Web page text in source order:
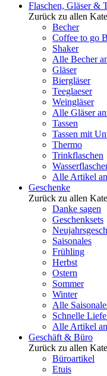
Flaschen, Gläser &
Zurück zu allen
Becher
Coffee to go
Shaker
Alle Becher
Gläser
Biergläser
Teeglaeser
Weingläser
Alle Gläser
Tassen
Tassen mit
Thermo
Trinkflaschen
Alle Artikel
Geschenke
Zurück zu allen
Danke sagen
Geschenksets
Saisonales
Frühling
Herbst
Ostern
Sommer
Winter
Alle
Schnelle
Alle Artikel
Geschäft & Büro
Zurück zu allen
Büroartikel
Etuis